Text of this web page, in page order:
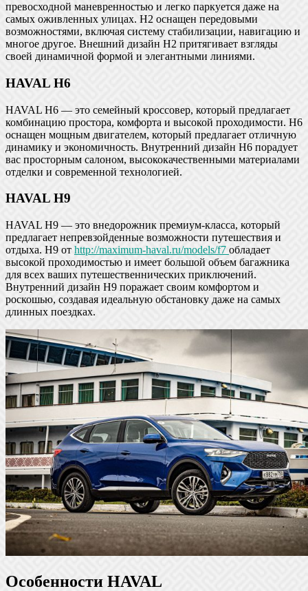
превосходной маневренностью и легко паркуется даже на
самых оживленных улицах. H2 оснащен передовыми
возможностями, включая систему стабилизации, навигацию и
многое другое. Внешний дизайн H2 притягивает взгляды
своей динамичной формой и элегантными линиями.
HAVAL H6
HAVAL H6 — это семейный кроссовер, который предлагает
комбинацию простора, комфорта и высокой проходимости. H6
оснащен мощным двигателем, который предлагает отличную
динамику и экономичность. Внутренний дизайн H6 порадует
вас просторным салоном, высококачественными материалами
отделки и современной технологией.
HAVAL H9
HAVAL H9 — это внедорожник премиум-класса, который
предлагает непревзойденные возможности путешествия и
отдыха. H9 от http://maximum-haval.ru/models/f7 обладает
высокой проходимостью и имеет большой объем багажника
для всех ваших путешественнических приключений.
Внутренний дизайн H9 поражает своим комфортом и
роскошью, создавая идеальную обстановку даже на самых
длинных поездках.
Особенности HAVAL